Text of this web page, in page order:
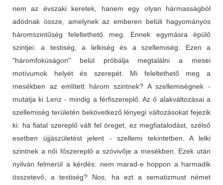
nem az évszaki keretek, hanem egy olyan hármasságból
adódnak össze, amelynek az emberen belüli hagyományos
háromszintűség feleltethető meg. Ennek egymásra épülő
szintjei: a testiség, a lelkiség és a szellemiség. Ezen a
"háromfokúságon" belül próbálja megtalálni a mesei
motívumok helyét és szerepét. Mi feleltethető meg a
mesékben az említett három szintnek? A szellemiségnek -
mutatja ki Lenz - mindig a férfiszereplő. Az ő alakváltozásai a
szellemiség területén bekövetkező lényegi változásokat fejezik
ki: ha fiatal szereplő vált fel öreget, ez megfiatalodást, szélső
esetben újjászületést jelent - szellemi tekintetben. A lelki
szintnek a női főszereplő a szóvivője a mesékben. Ezek után
nyilván felmerül a kérdés: nem marad-e hoppon a harmadik
összetevő, a testiség? Nos, ha ezt a sematizmust német